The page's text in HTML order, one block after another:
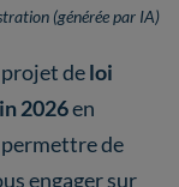
(générée par IA)
projet deloi
2026en
de
engager sur